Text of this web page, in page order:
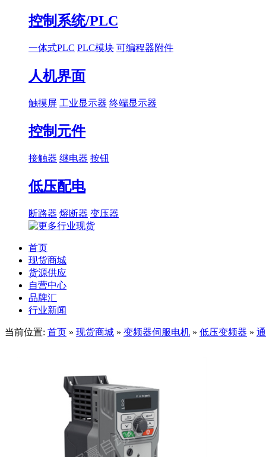
控制系统/PLC
一体式PLC PLC模块 可编程器附件
人机界面
触摸屏 工业显示器 终端显示器
控制元件
接触器 继电器 按钮
低压配电
断路器 熔断器 变压器
首页
现货商城
货源供应
自营中心
品牌汇
行业新闻
当前位置: 首页 » 现货商城 » 变频器伺服电机 » 低压变频器 »